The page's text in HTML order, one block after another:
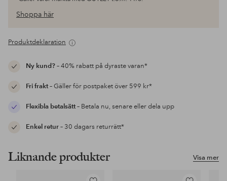
Shoppa här
Produktdeklaration
Ny kund?– 40% rabatt på dyraste varan*
Fri frakt– Gäller för postpaket över 599 kr*
Flexibla betalsätt– Betala nu, senare eller dela upp
Enkel retur– 30 dagars returrätt*
Visa mer
Liknande produkter